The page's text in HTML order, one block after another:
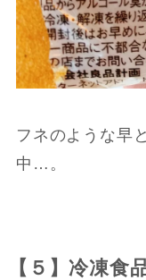
フネのような早
中…。
【５】冷凍食